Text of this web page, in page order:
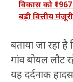
विकास को
बड़ी वित्तीय मंजूरी
बताया जा रहा
गांव बोयल लौट
यह दर्दनाक